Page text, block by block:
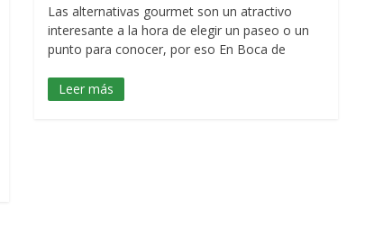
Las alternativas gourmet son un atractivo
interesante a la hora de elegir un paseo o un
punto para conocer, por eso En Boca de
Leer más